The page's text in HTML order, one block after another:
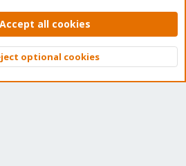
Privacy policy Help Home
© 2010-2026 XenForo Ltd.
Top
Accept all cookies
optional cookies